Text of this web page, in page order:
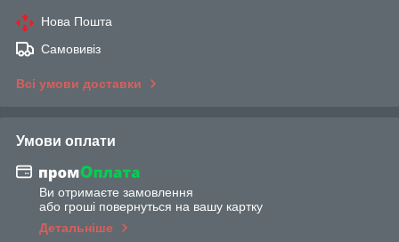
Нова Пошта
Самовивіз
Всі умови доставки
Умови оплати
Ви отримаєте замовлення
або гроші повернуться на вашу картку
Детальніше